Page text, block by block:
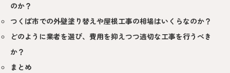
のか？
つくば市での外壁塗り替えや屋根工事の相場はいくらなのか？
どのように業者を選び、費用を抑えつつ適切な工事を行うべき
か？
まとめ